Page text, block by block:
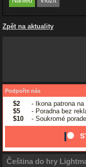
Zpět na aktuality
Podpořte nás
$2
- Ikona patrona na
$5
- Poradna bez
$10
- Soukromé
Čeština do hry